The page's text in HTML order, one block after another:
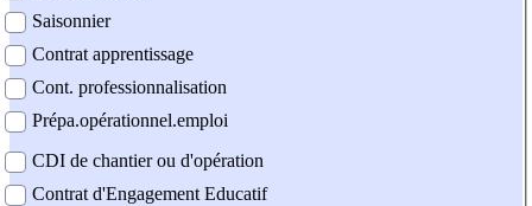
Saisonnier
Contrat apprentissage
Cont. professionnalisation
Prépa.opérationnel.emploi
CDI de chantier ou d'opération
Contrat d'Engagement Educatif